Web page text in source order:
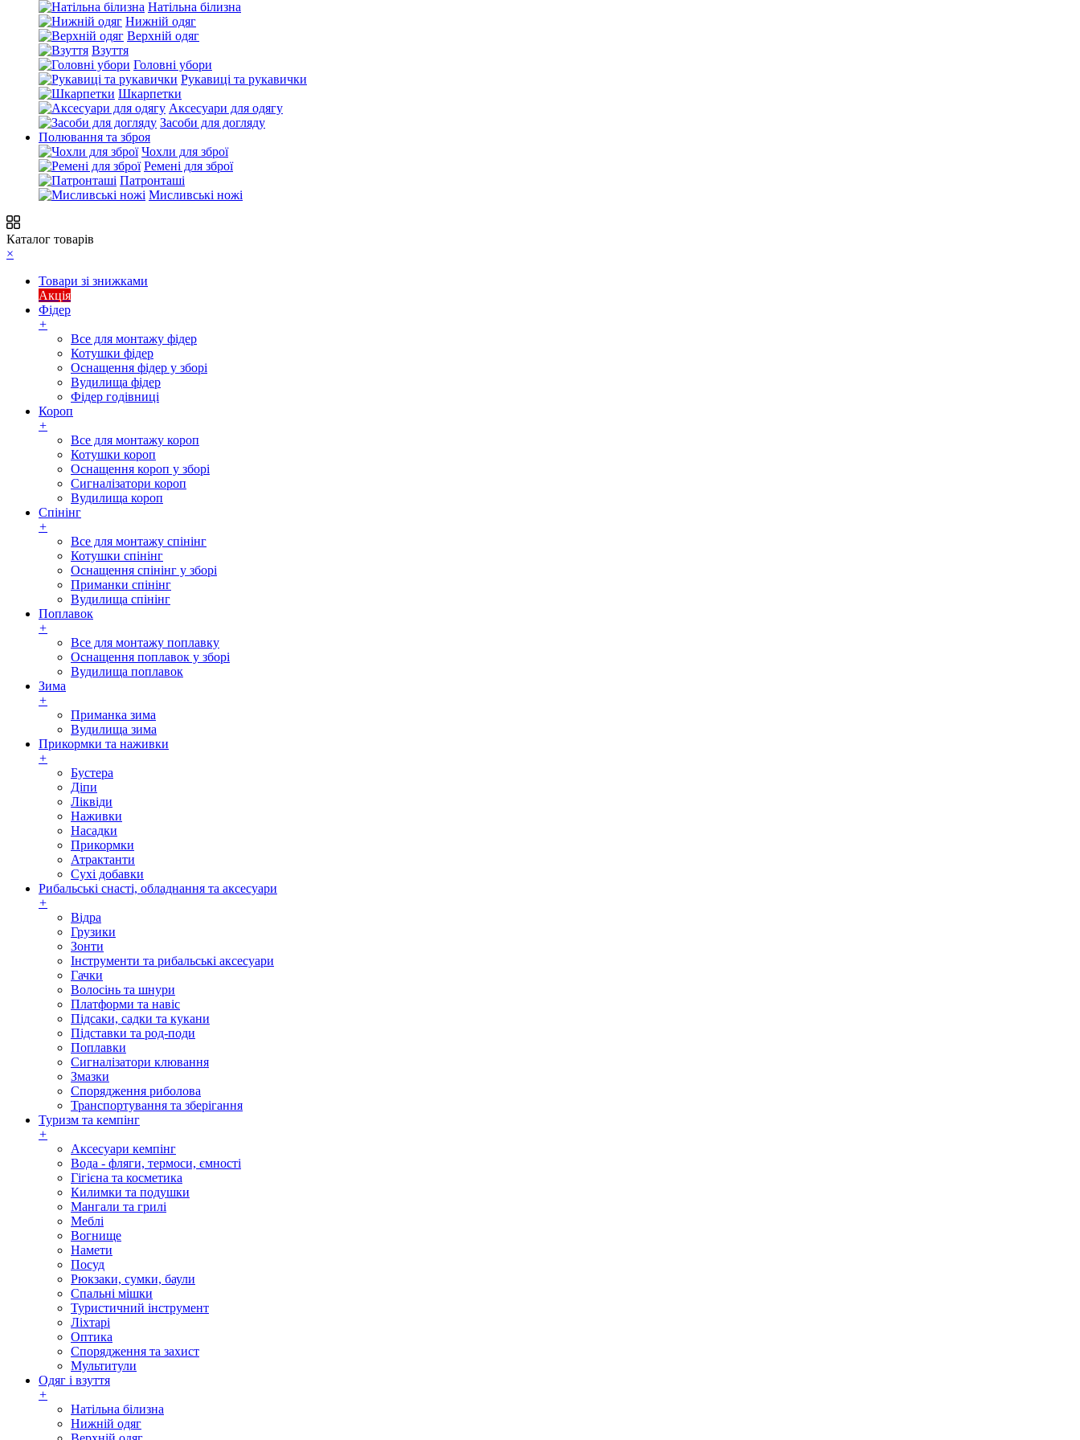
Натільна білизна
Нижній одяг
Верхній одяг
Взуття
Головні убори
Рукавиці та рукавички
Шкарпетки
Аксесуари для одягу
Засоби для догляду
Полювання та зброя
Чохли для зброї
Ремені для зброї
Патронташі
Мисливські ножі
Каталог товарів
×
Товари зі знижками
Акція
Фідер
+
Все для монтажу фідер
Котушки фідер
Оснащення фідер у зборі
Вудилища фідер
Фідер годівниці
Короп
+
Все для монтажу короп
Котушки короп
Оснащення короп у зборі
Сигналізатори короп
Вудилища короп
Спінінг
+
Все для монтажу спінінг
Котушки спінінг
Оснащення спінінг у зборі
Приманки спінінг
Вудилища спінінг
Поплавок
+
Все для монтажу поплавку
Оснащення поплавок у зборі
Вудилища поплавок
Зима
+
Приманка зима
Вудилища зима
Прикормки та наживки
+
Бустера
Діпи
Ліквіди
Наживки
Насадки
Прикормки
Атрактанти
Сухі добавки
Рибальські снасті, обладнання та аксесуари
+
Відра
Грузики
Зонти
Інструменти та рибальські аксесуари
Гачки
Волосінь та шнури
Платформи та навіс
Підсаки, садки та кукани
Підставки та род-поди
Поплавки
Сигналізатори клювання
Змазки
Спорядження риболова
Транспортування та зберігання
Туризм та кемпінг
+
Аксесуари кемпінг
Вода - фляги, термоси, ємності
Гігієна та косметика
Килимки та подушки
Мангали та грилі
Меблі
Вогнище
Намети
Посуд
Рюкзаки, сумки, баули
Спальні мішки
Туристичний інструмент
Ліхтарі
Оптика
Спорядження та захист
Мультитули
Одяг і взуття
+
Натільна білизна
Нижній одяг